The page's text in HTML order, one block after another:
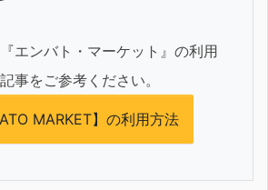
エンバト・マーケット』の利用
事をご参考ください。
MARKET】の利用方法